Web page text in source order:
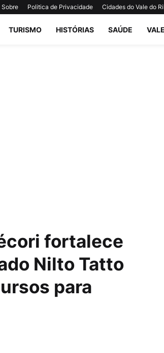
Sobre Politica de Privacidade Cidades do Vale do
TURISMO HISTÓRIAS SAÚDE
fortalece
Nilto Tatto
para